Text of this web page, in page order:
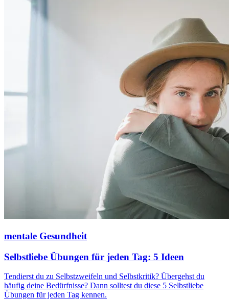
mentale Gesundheit
Selbstliebe Übungen für jeden Tag: 5 Ideen
Tendierst du zu Selbstzweifeln und Selbstkritik? Übergehst du
häufig deine Bedürfnisse? Dann solltest du diese 5 Selbstliebe
Übungen für jeden Tag kennen.